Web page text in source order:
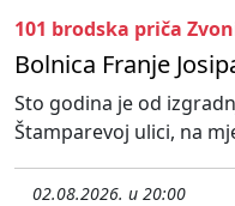
101 brodska priča
Bolnica Franje
Sto godina je od
Štamparevoj ulici, na
02.08.2026. u 20:00